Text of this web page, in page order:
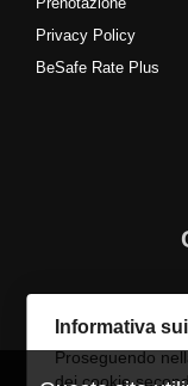
Privacy Policy
BeSafe Rate Plus
Informativa
Proseguendo
dei cookie